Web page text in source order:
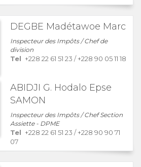
DEGBE Madétawoe Marc
Inspecteur des Impôts / Chef de
division
Tel +228 22 61 51 23 /+228 90 05 11 18
ABIDJI G. Hodalo Epse
SAMON
Inspecteur des Impôts / Chef Section
Assiette - DPME
Tel +228 22 61 51 23 /+228 90 90 71
07